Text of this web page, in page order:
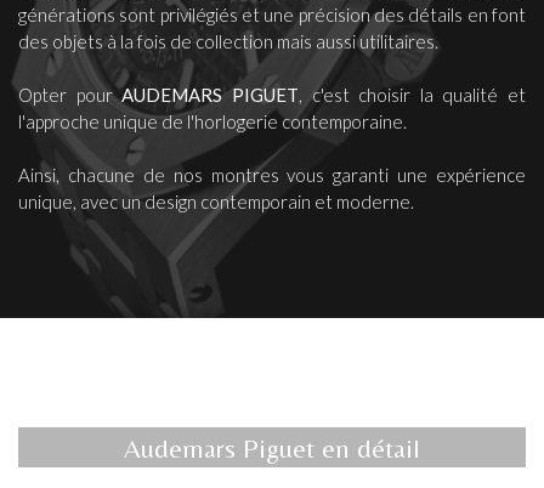
générations sont privilégiés et une précision des détails en font
des objets à la fois de collection mais aussi utilitaires.
Opter pourAUDEMARS PIGUET, c'est choisir la qualité et
l'approche unique de l'horlogerie contemporaine.
Ainsi, chacune de nos montres vous garanti une expérience
unique, avec un design contemporain et moderne.
Audemars Piguet en détail